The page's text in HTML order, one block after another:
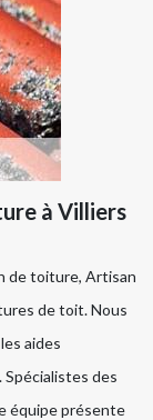
à Villiers
de toiture, Artisan
de toit. Nous
aides
des
équipe présente